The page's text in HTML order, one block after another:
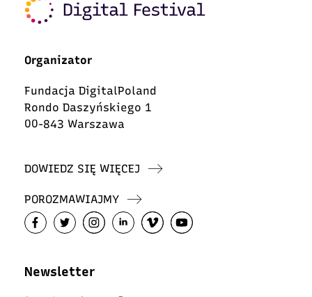
Organizator
Fundacja DigitalPoland
Rondo Daszyńskiego 1
00-843 Warszawa
DOWIEDZ SIĘ WIĘCEJ
POROZMAWIAJMY
Newsletter